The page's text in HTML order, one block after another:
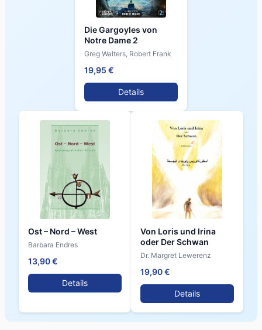
Die Gargoyles von
Notre Dame 2
Greg Walters, Robert Frank
19,95 €
Details
Ost – Nord – West
Barbara Endres
13,90 €
Details
Von Loris und Irina
oder Der Schwan
Dr. Margret Lewerenz
19,90 €
Details